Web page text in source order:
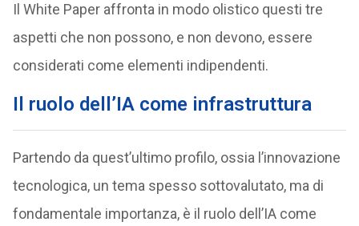
Il White Paper affronta in modo olistico questi tre
aspetti che non possono, e non devono, essere
considerati come elementi indipendenti.
Il ruolo dell’IA come infrastruttura
Partendo da quest’ultimo profilo, ossia l’innovazione
tecnologica, un tema spesso sottovalutato, ma di
fondamentale importanza, è il ruolo dell’IA come